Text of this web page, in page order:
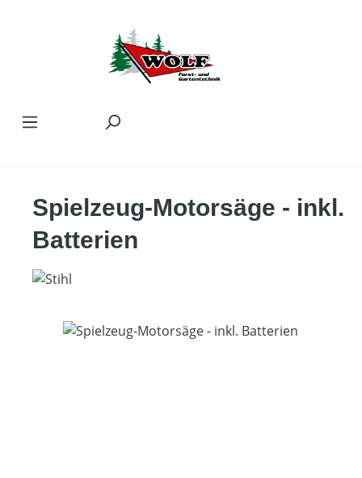
Spielzeug-Motorsäge - inkl.
Batterien
Bildergalerie überspringen